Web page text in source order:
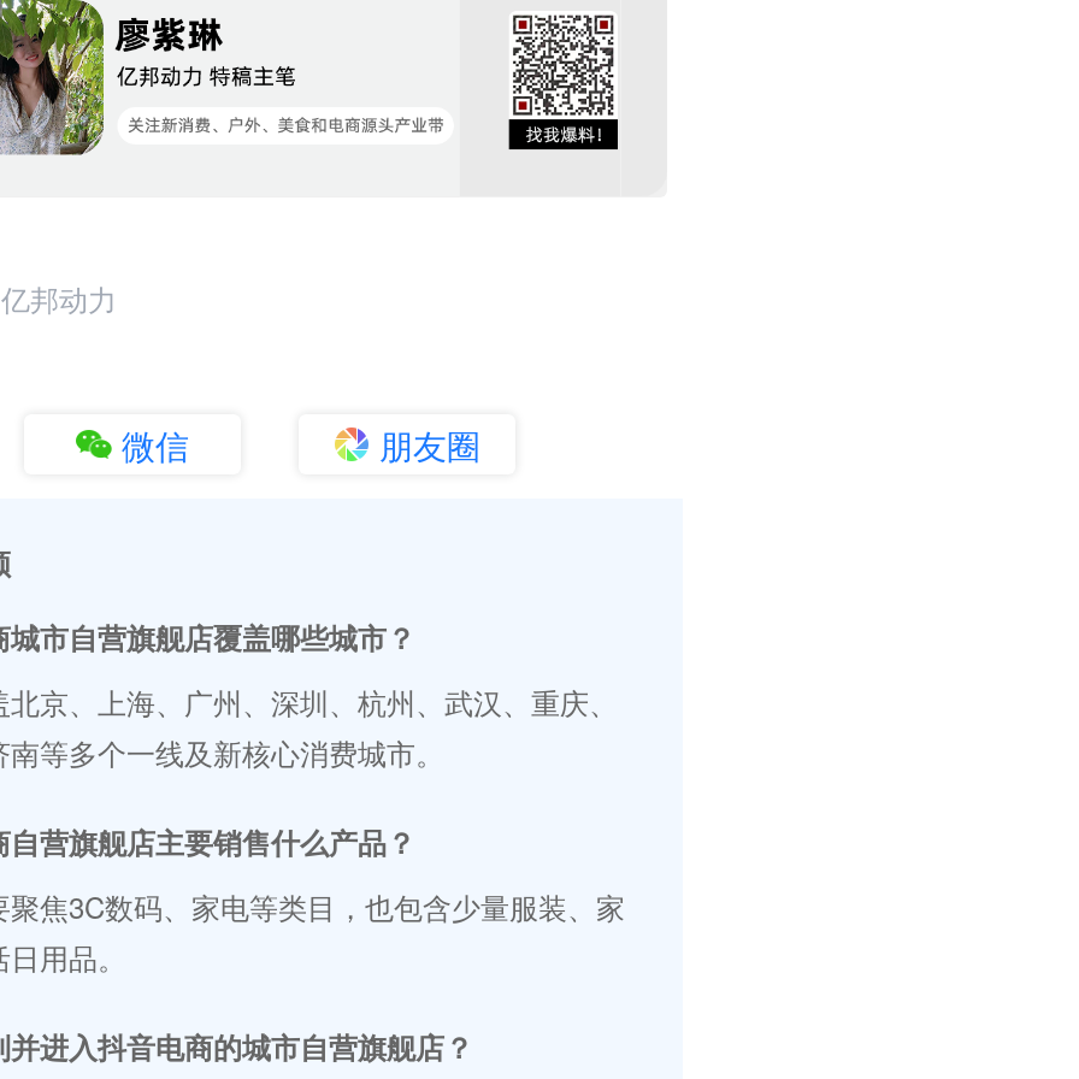
邦动力
微信 朋友圈
市自营旗舰店覆盖哪些城市？
京、上海、广州、深圳、杭州、武汉、重庆、
等多个一线及新核心消费城市。
营旗舰店主要销售什么产品？
聚焦3C数码、家电等类目，也包含少量服装、家
用品。
进入抖音电商的城市自营旗舰店？